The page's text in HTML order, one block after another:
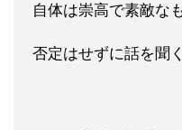
自体は崇高で素敵な
否定はせずに話を聞